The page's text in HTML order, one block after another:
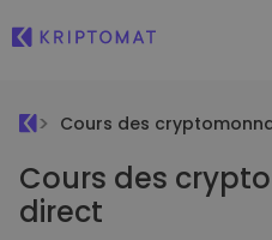
Cours des
Cours des
direct